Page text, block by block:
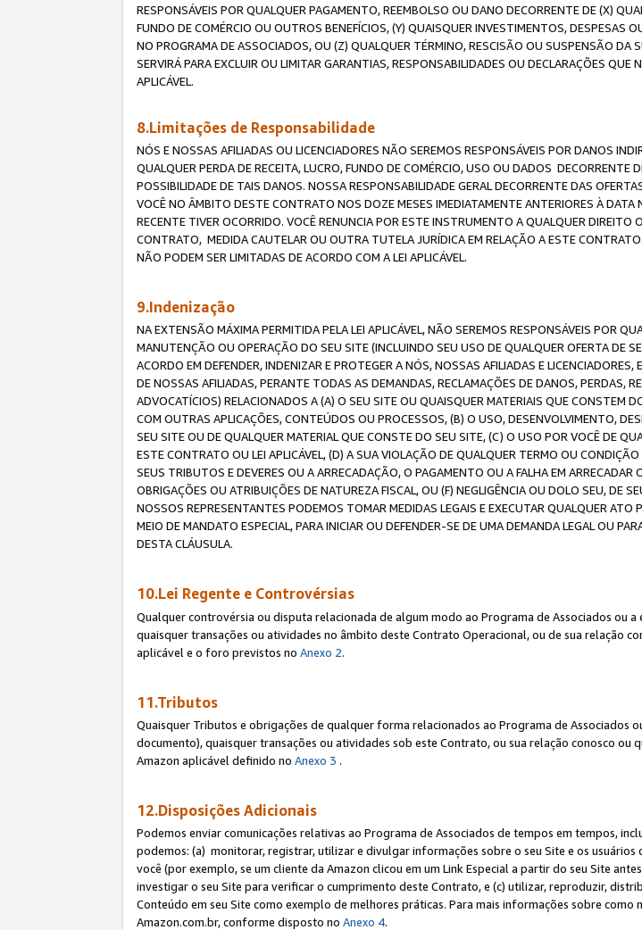
RESPONSÁVEIS POR QUALQUER PAGAMENTO, REEMBOLSO OU DANO DECORRENTE DE (X)
FUNDO DE COMÉRCIO OU OUTROS BENEFÍCIOS, (Y) QUAISQUER INVESTIMENTOS, DESPESAS
NO PROGRAMA DE ASSOCIADOS, OU (Z) QUALQUER TÉRMINO, RESCISÃO OU SUSPENSÃO DA
SERVIRÁ PARA EXCLUIR OU LIMITAR GARANTIAS, RESPONSABILIDADES OU DECLARAÇÕES
APLICÁVEL.
8.Limitações de Responsabilidade
NÓS E NOSSAS AFILIADAS OU LICENCIADORES NÃO SEREMOS RESPONSÁVEIS POR DANOS
QUALQUER PERDA DE RECEITA, LUCRO, FUNDO DE COMÉRCIO, USO OU DADOS
POSSIBILIDADE DE TAIS DANOS. NOSSA RESPONSABILIDADE GERAL DECORRENTE DAS
VOCÊ NO ÂMBITO DESTE CONTRATO NOS DOZE MESES IMEDIATAMENTE ANTERIORES À
RECENTE TIVER OCORRIDO. VOCÊ RENUNCIA POR ESTE INSTRUMENTO A QUALQUER DIREITO
CONTRATO, MEDIDA CAUTELAR OU OUTRA TUTELA JURÍDICA EM RELAÇÃO A ESTE
NÃO PODEM SER LIMITADAS DE ACORDO COM A LEI APLICÁVEL.
9.Indenização
NA EXTENSÃO MÁXIMA PERMITIDA PELA LEI APLICÁVEL, NÃO SEREMOS RESPONSÁVEIS POR
MANUTENÇÃO OU OPERAÇÃO DO SEU SITE (INCLUINDO SEU USO DE QUALQUER OFERTA DE
ACORDO EM DEFENDER, INDENIZAR E PROTEGER A NÓS, NOSSAS AFILIADAS E
DE NOSSAS AFILIADAS, PERANTE TODAS AS DEMANDAS, RECLAMAÇÕES DE DANOS, PERDAS,
ADVOCATÍCIOS) RELACIONADOS A (A) O SEU SITE OU QUAISQUER MATERIAIS QUE CONSTEM
COM OUTRAS APLICAÇÕES, CONTEÚDOS OU PROCESSOS, (B) O USO, DESENVOLVIMENTO,
SEU SITE OU DE QUALQUER MATERIAL QUE CONSTE DO SEU SITE, (C) O USO POR VOCÊ DE
ESTE CONTRATO OU LEI APLICÁVEL, (D) A SUA VIOLAÇÃO DE QUALQUER TERMO OU
SEUS TRIBUTOS E DEVERES OU A ARRECADAÇÃO, O PAGAMENTO OU A FALHA EM
OBRIGAÇÕES OU ATRIBUIÇÕES DE NATUREZA FISCAL, OU (F) NEGLIGÊNCIA OU DOLO SEU, DE
NOSSOS REPRESENTANTES PODEMOS TOMAR MEDIDAS LEGAIS E EXECUTAR QUALQUER
MEIO DE MANDATO ESPECIAL, PARA INICIAR OU DEFENDER-SE DE UMA DEMANDA LEGAL OU
DESTA CLÁUSULA.
10.Lei Regente e Controvérsias
Qualquer controvérsia ou disputa relacionada de algum modo ao Programa de Associados ou
quaisquer transações ou atividades no âmbito deste Contrato Operacional, ou de sua relação
aplicável e o foro previstos no Anexo 2.
11.Tributos
Quaisquer Tributos e obrigações de qualquer forma relacionados ao Programa de Associados
documento), quaisquer transações ou atividades sob este Contrato, ou sua relação conosco
Amazon aplicável definido no Anexo 3 .
12.Disposições Adicionais
Podemos enviar comunicações relativas ao Programa de Associados de tempos em tempos,
podemos: (a) monitorar, registrar, utilizar e divulgar informações sobre o seu Site e os
você (por exemplo, se um cliente da Amazon clicou em um Link Especial a partir do seu Site
investigar o seu Site para verificar o cumprimento deste Contrato, e (c) utilizar, reproduzir,
Conteúdo em seu Site como exemplo de melhores práticas. Para mais informações sobre
Amazon.com.br, conforme disposto no Anexo 4.